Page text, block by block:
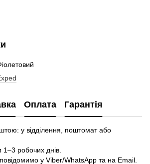
Оплата Гарантія
у відділення, поштомат або
1–3 робочих днів.
у Viber/WhatsApp та на Email.